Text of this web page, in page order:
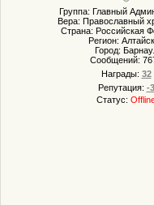
Группа: Главный
Вера: Православный
Страна: Российская
Регион:
Город:
Сообщений:
Награды: 32
Репутация: -3
Статус: